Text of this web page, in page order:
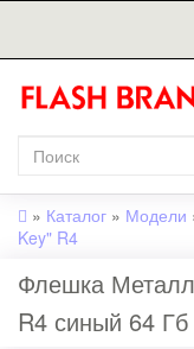
» Каталог » Модели
Key" R4
Флешка
R4 синый 64 Гб